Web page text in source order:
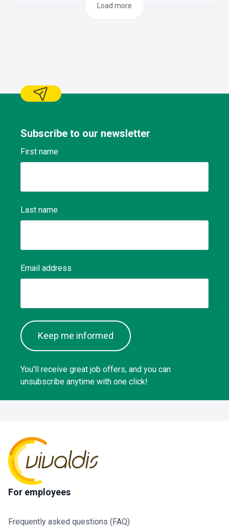
Load more
Subscribe to our newsletter
First name
Last name
Email address
Keep me informed
You'll receive great job offers, and you can
unsubscribe anytime with one click!
For employees
Frequently asked questions (FAQ)